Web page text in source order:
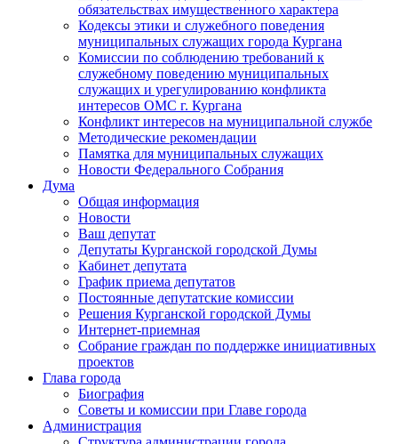
обязательствах имущественного характера
Кодексы этики и служебного поведения
муниципальных служащих города Кургана
Комиссии по соблюдению требований к
служебному поведению муниципальных
служащих и урегулированию конфликта
интересов ОМС г. Кургана
Конфликт интересов на муниципальной службе
Методические рекомендации
Памятка для муниципальных служащих
Новости Федерального Cобрания
Дума
Общая информация
Новости
Ваш депутат
Депутаты Курганской городской Думы
Кабинет депутата
График приема депутатов
Постоянные депутатские комиссии
Решения Курганской городской Думы
Интернет-приемная
Собрание граждан по поддержке инициативных
проектов
Глава города
Биография
Советы и комиссии при Главе города
Администрация